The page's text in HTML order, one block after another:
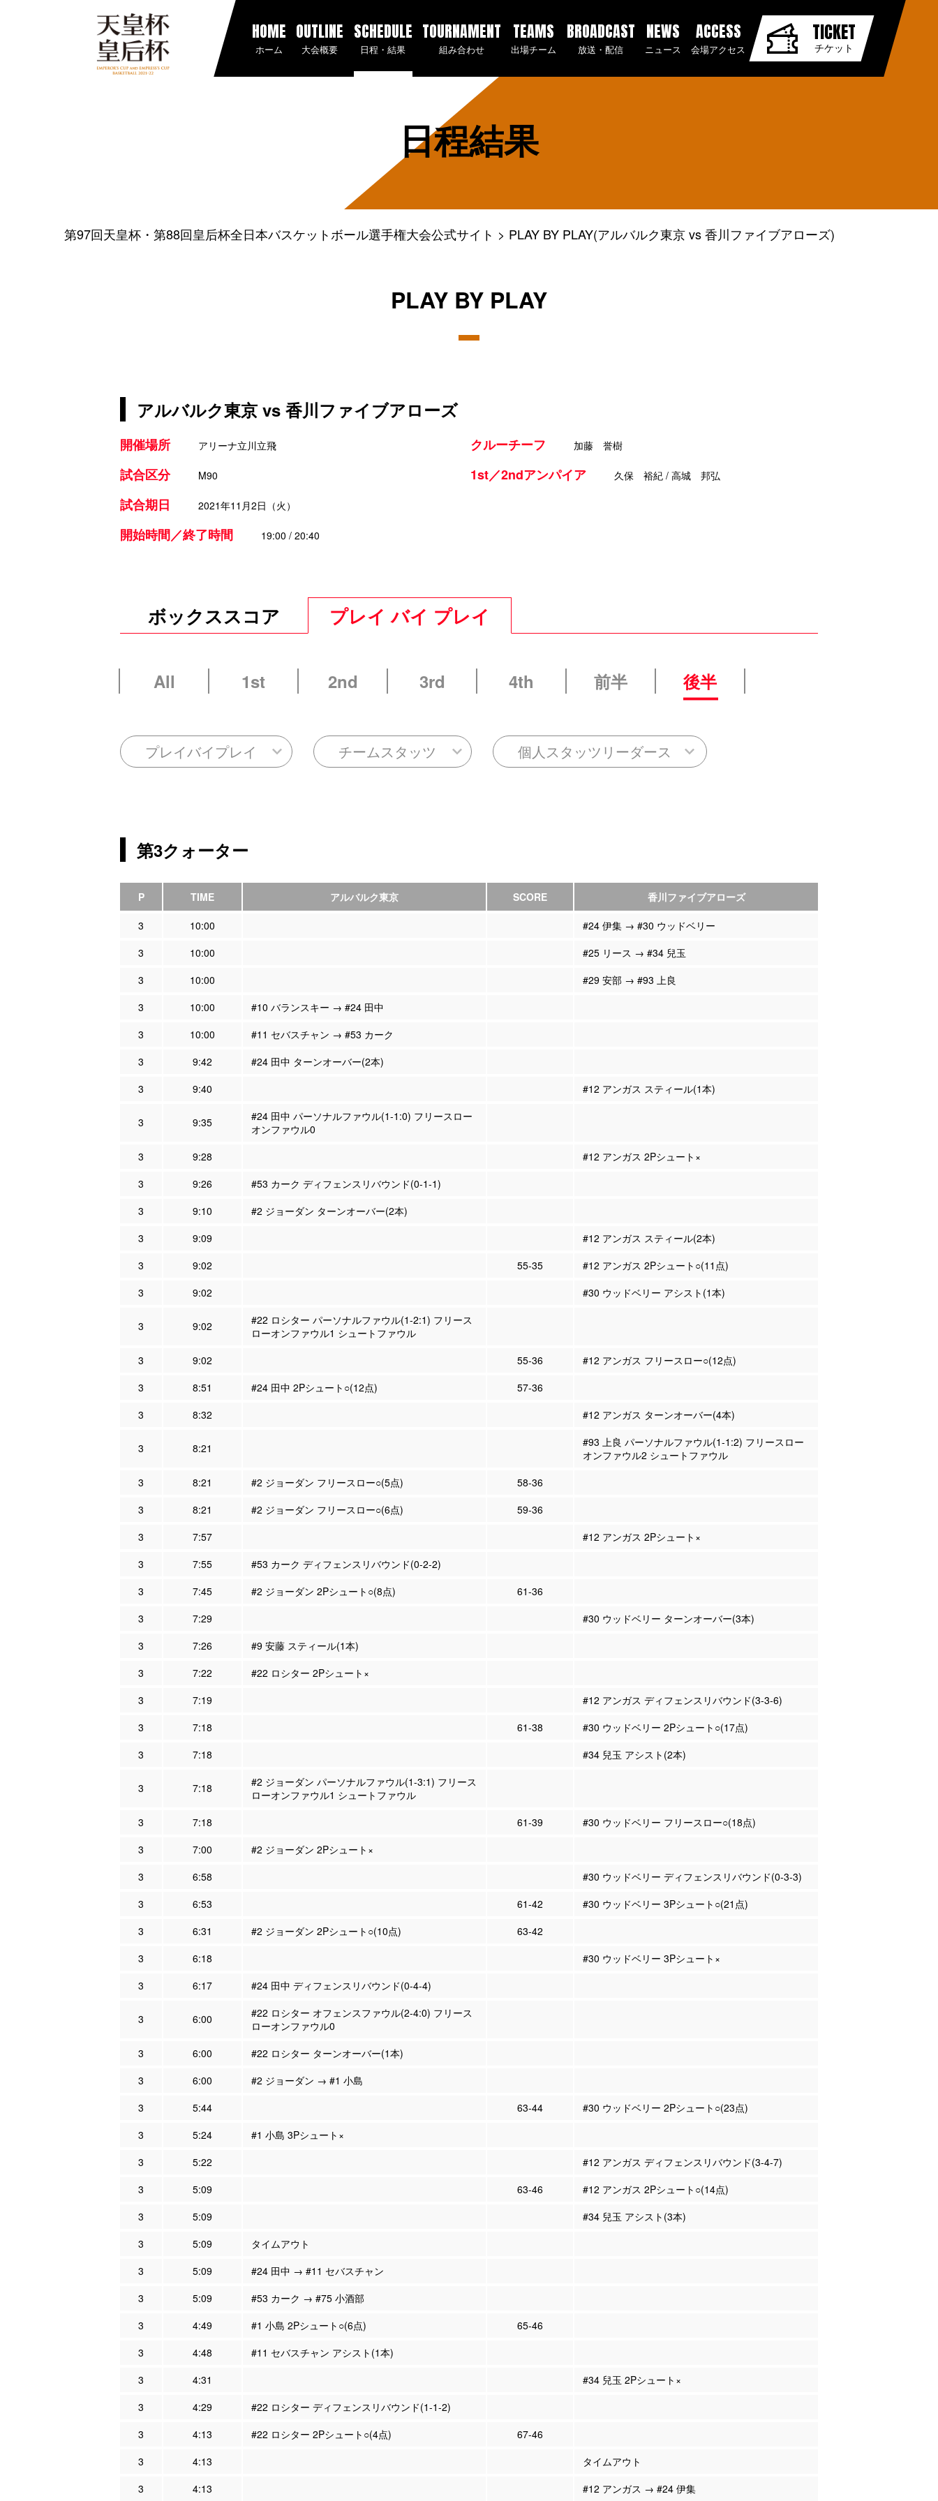
HOME
ホーム
OUTLINE
大会概要
SCHEDULE
日程・結果
TOURNAMENT
組み合わせ
TEAMS
出場チーム
BROADCAST
放送・配信
NEWS
ニュース
ACCESS
会場アクセス
TICKET
チケット
日程結果
第97回天皇杯・第88回皇后杯全日本バスケットボール選手権大会公式サイト PLAY BY PLAY(アルバルク東京 vs 香川ファイブアローズ)
PLAY BY PLAY
アルバルク東京 vs 香川ファイブアローズ
開催場所 アリーナ立川立飛
試合区分 M90
試合期日 2021年11月2日（火）
開始時間／終了時間 19:00 / 20:40
クルーチーフ 加藤 誉樹
1st／2ndアンパイア 久保 裕紀 / 高城 邦弘
ボックススコア プレイ バイ プレイ
All 1st 2nd 3rd 4th 前半 後半
プレイバイプレイ チームスタッツ 個人スタッツリーダース
第3クォーター
P TIME アルバルク東京 SCORE 香川ファイブアローズ
3 10:00
#24 伊集 → #30 ウッドベリー
3
10:00
#25 リース → #34 兒玉
3
10:00
#29 安部 → #93 上良
3
10:00
#10 バランスキー → #24 田中
3
10:00
#11 セバスチャン → #53 カーク
3
9:42
#24 田中 ターンオーバー(2本)
3
9:40 #12 アンガス スティール(1本)
3 9:35
#24 田中 パーソナルファウル(1-1:0) フリースロー
オンファウル0
3
9:28
#12 アンガス 2Pシュート×
3
9:26
#53 カーク ディフェンスリバウンド(0-1-1)
3
9:10
#2 ジョーダン ターンオーバー(2本)
3
9:09
#12 アンガス スティール(2本)
3
9:02 55-35
#12 アンガス 2Pシュート○(11点)
3
9:02 #30 ウッドベリー アシスト(1本)
3 9:02
#22 ロシター パーソナルファウル(1-2:1) フリース
ローオンファウル1 シュートファウル
3
9:02 55-36
#12 アンガス フリースロー○(12点)
3
8:51 #24 田中 2Pシュート○(12点)
57-36
3
8:32 #12 アンガス ターンオーバー(4本)
3 8:21
#93 上良 パーソナルファウル(1-1:2) フリースロー
オンファウル2 シュートファウル
3
8:21 #2 ジョーダン フリースロー○(5点)
58-36
3
8:21 #2 ジョーダン フリースロー○(6点)
59-36
3
7:57
#12 アンガス 2Pシュート×
3
7:55
#53 カーク ディフェンスリバウンド(0-2-2)
3
7:45 #2 ジョーダン 2Pシュート○(8点)
61-36
3
7:29
#30 ウッドベリー ターンオーバー(3本)
3
7:26
#9 安藤 スティール(1本)
3
7:22
#22 ロシター 2Pシュート×
3
7:19
#12 アンガス ディフェンスリバウンド(3-3-6)
3
7:18 61-38
#30 ウッドベリー 2Pシュート○(17点)
3
7:18 #34 兒玉 アシスト(2本)
3 7:18
#2 ジョーダン パーソナルファウル(1-3:1) フリース
ローオンファウル1 シュートファウル
3
7:18 61-39
#30 ウッドベリー フリースロー○(18点)
3
7:00
#2 ジョーダン 2Pシュート×
3
6:58
#30 ウッドベリー ディフェンスリバウンド(0-3-3)
3
6:53 61-42
#30 ウッドベリー 3Pシュート○(21点)
3
6:31 #2 ジョーダン 2Pシュート○(10点)
63-42
3
6:18
#30 ウッドベリー 3Pシュート×
3
6:17 #24 田中 ディフェンスリバウンド(0-4-4)
3 6:00
#22 ロシター オフェンスファウル(2-4:0) フリース
ローオンファウル0
3
6:00
#22 ロシター ターンオーバー(1本)
3
6:00
#2 ジョーダン → #1 小島
3
5:44 63-44
#30 ウッドベリー 2Pシュート○(23点)
3
5:24
#1 小島 3Pシュート×
3
5:22
#12 アンガス ディフェンスリバウンド(3-4-7)
3
5:09 63-46
#12 アンガス 2Pシュート○(14点)
3
5:09
#34 兒玉 アシスト(3本)
3
5:09
タイムアウト
3
5:09
#24 田中 → #11 セバスチャン
3
5:09
#53 カーク → #75 小酒部
3
4:49 #1 小島 2Pシュート○(6点)
65-46
3
4:48
#11 セバスチャン アシスト(1本)
3
4:31
#34 兒玉 2Pシュート×
3
4:29
#22 ロシター ディフェンスリバウンド(1-1-2)
3
4:13 #22 ロシター 2Pシュート○(4点)
67-46
3
4:13
タイムアウト
3
4:13 #12 アンガス → #24 伊集